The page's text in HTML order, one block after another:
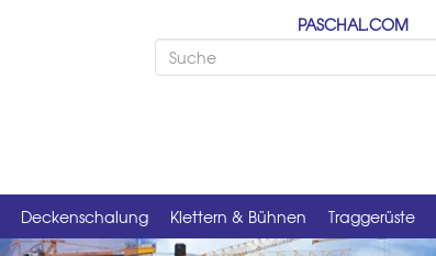
PASCHAL.COM
Deckenschalung Klettern & Bühnen Traggerüste